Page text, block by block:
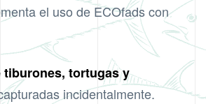
el uso de ECOfads con
tiburones, tortugas y
incidentalmente.